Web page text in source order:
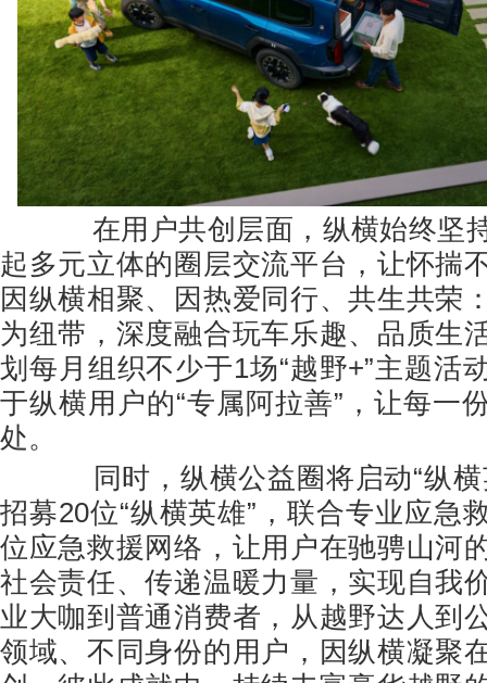
在用户共创层面，纵横始终坚
起多元立体的圈层交流平台，让怀揣
因纵横相聚、因热爱同行、共生共荣
为纽带，深度融合玩车乐趣、品质生
划每月组织不少于1场“越野+”主题活
于纵横用户的“专属阿拉善”，让每一
处。
同时，纵横公益圈将启动“纵横
招募20位“纵横英雄”，联合专业应急
位应急救援网络，让用户在驰骋山河
社会责任、传递温暖力量，实现自我
业大咖到普通消费者，从越野达人到
领域、不同身份的用户，因纵横凝聚